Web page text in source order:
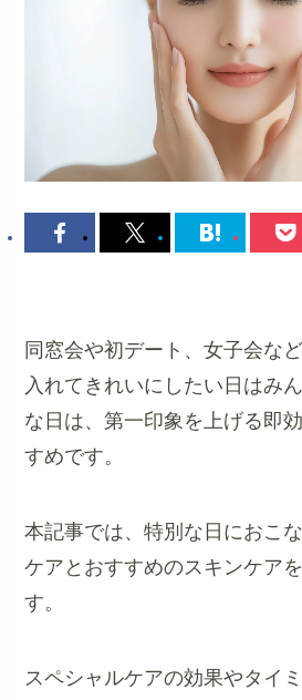
同窓会や初デート、女子会な
入れてきれいにしたい日はみ
な日は、第一印象を上げる即
すめです。
本記事では、特別な日におこ
ケアとおすすめのスキンケア
す。
スペシャルケアの効果やタイ